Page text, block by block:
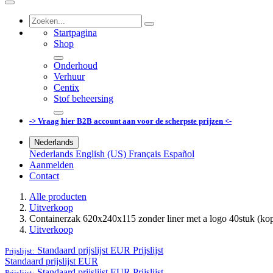
Startpagina
Shop
Onderhoud
Verhuur
Centix
Stof beheersing
-> Vraag hier B2B account aan voor de scherpste prijzen <-
Nederlands
Nederlands English (US) Français Español
Aanmelden
Contact
Alle producten
Uitverkoop
Containerzak 620x240x115 zonder liner met a logo 40stuk
Uitverkoop
Prijslijst: Standaard prijslijst EUR Prijslijst
Standaard prijslijst EUR